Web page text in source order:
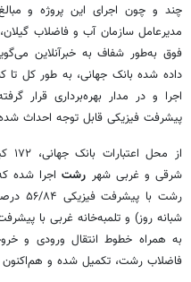
چند و چون اجرای این پروژه و
مدیرعامل سازمان آب و فاضلاب
فوق به‌طور شفاف به خبرآنلاین
پیشرفت فیزیکی قابل توجه احداث
شرقی و غربی شهر رشتاجرا شده
به همراه خطوط انتقال ورودی و
فاضلاب رشت، تکمیل شده و هم‌اکنون